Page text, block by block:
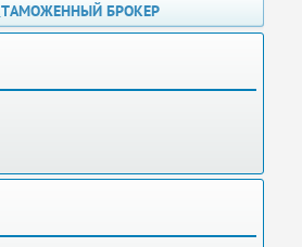
ТАМОЖЕННЫЙ БРОКЕР